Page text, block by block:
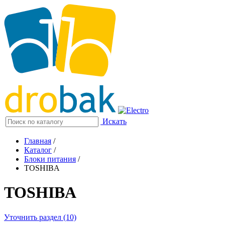
Искать
Главная /
Каталог /
Блоки питания /
TOSHIBA
TOSHIBA
Уточнить раздел (10)